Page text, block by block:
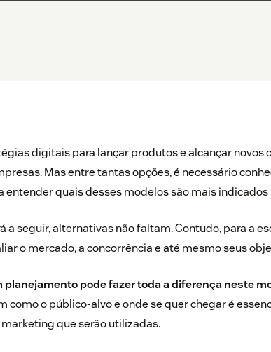
digitais para lançar produtos e alcançar novos
Mas entre tantas opções, é necessário
entender quais desses modelos são mais indicados
a seguir, alternativas não faltam. Contudo, para a
o mercado, a concorrência e até mesmo seus
planejamento pode fazer toda a diferença neste
como o público-alvo e onde se quer chegar é
que serão utilizadas.